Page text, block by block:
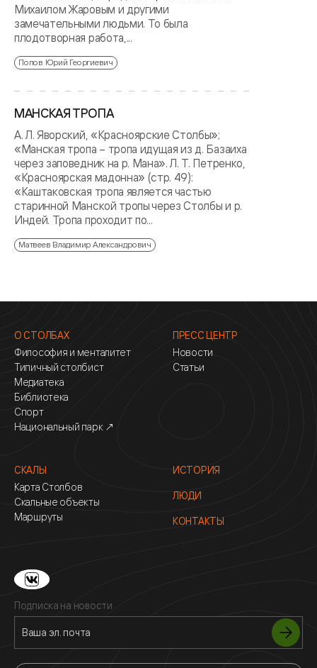
Михаилом Жаровым и другими
замечательными людьми. То была
плодотворная работа,...
Попов Юрий Георгиевич
МАНСКАЯ ТРОПА
А. Л. Яворский, «Красноярские Столбы»;
«Манская тропа – тропа идущая из д. Базаиха
через заповедник на р. Мана». Л. Т. Петренко,
«Красноярская мадонна» (стр. 49):
«Каштаковская тропа является частью
старинной Манской тропы через Столбы и р.
Индей. Тропа проходит по...
Матвеев Владимир Александрович
О СТОЛБАХ
Философия и менталитет
Типичный столбист
Медиатека
Библиотека
Спорт
Национальный парк ↗
ПРЕСС ЦЕНТР
Новости
Статьи
СКАЛЫ
Карта Столбов
Скальные объекты
Маршруты
ИСТОРИЯ
ЛЮДИ
КОНТАКТЫ
Подписка на новости